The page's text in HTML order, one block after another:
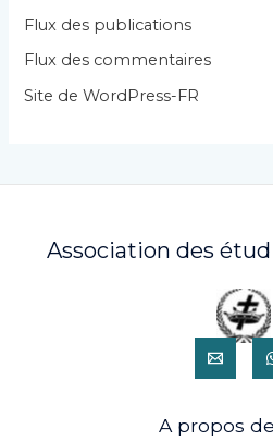
i
e
Flux des publications
Flux des commentaires
Site de WordPress-FR
Association des
A propos